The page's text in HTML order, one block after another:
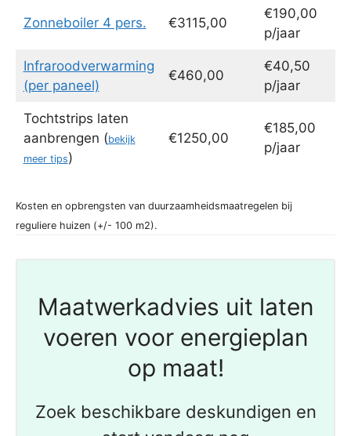
Zonneboiler 4 pers. €3115,00
€190,00
p/jaar
Infraroodverwarming
(per paneel)
€460,00
€40,50
p/jaar
Tochtstrips laten
aanbrengen (bekijk
meer tips)
€1250,00
€185,00
p/jaar
Kosten en opbrengsten van duurzaamheidsmaatregelen bij
reguliere huizen (+/- 100 m2).
Maatwerkadvies uit laten
voeren voor energieplan
op maat!
Zoek beschikbare deskundigen en